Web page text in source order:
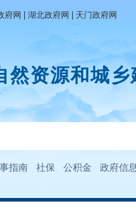
府网 | 湖北政府网 | 天门政府网
然资源和城
指南 社保 公积金 政府信